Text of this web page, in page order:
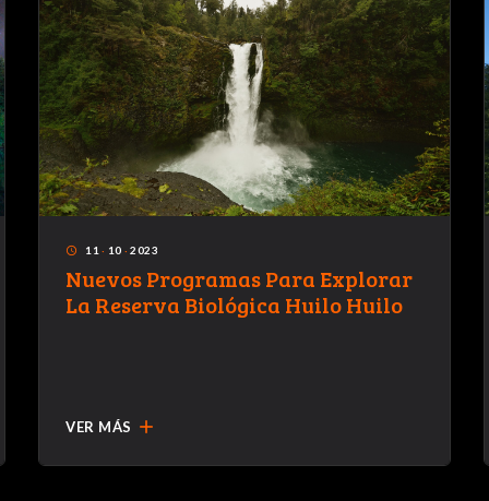
access_time 11 · 10 · 2023
Nuevos Programas Para Explorar
La Reserva Biológica Huilo Huilo
VER MÁS add